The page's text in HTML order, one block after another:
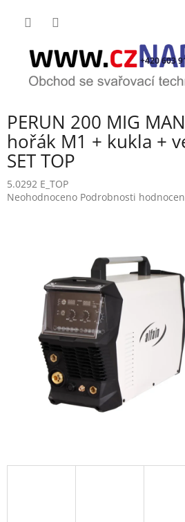
+420 603
PERUN 200 MIG
hořák M1 + kukla +
SET TOP
5.0292 E_TOP
Průměrné
hvězdiček.
Neohodnoceno Podrobnosti